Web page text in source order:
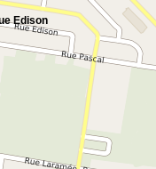
Edison